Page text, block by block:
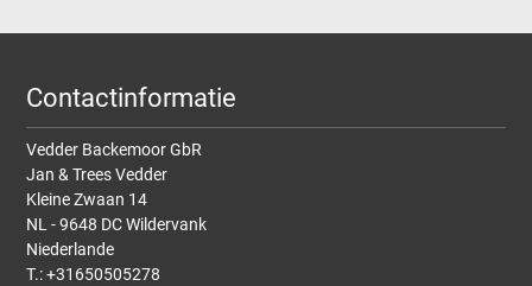
Contactinformatie
Vedder Backemoor GbR
Jan & Trees Vedder
Kleine Zwaan 14
NL - 9648 DC Wildervank
Niederlande
T.: +31650505278